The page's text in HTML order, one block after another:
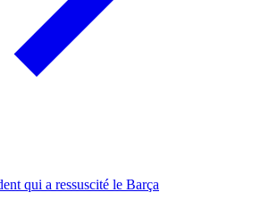
qui a ressuscité le Barça